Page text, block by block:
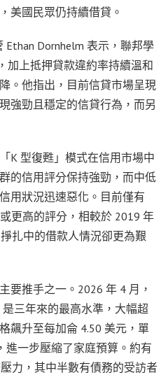
美國民眾仍持續借貸。
Ethan Dornhelm 表示，聯邦學
加上抵押貸款違約率持續溫和
。他指出，目前信貸市場呈現
強勁且穩定的信貸行為，而另
K 型復甦」模式在信用市場中
的信用評分保持強勁，而中低
用狀況迅速惡化。目前僅有
更高的評分，相較於 2019 年
扎中的借款人情況卻更為艱
要推手之一。2026 年 4 月，
三年來的最高水準，大幅超
飆升至每加侖 4.50 美元，單
進一步壓縮了家庭預算。約有
力，其中半數有債務的受訪者